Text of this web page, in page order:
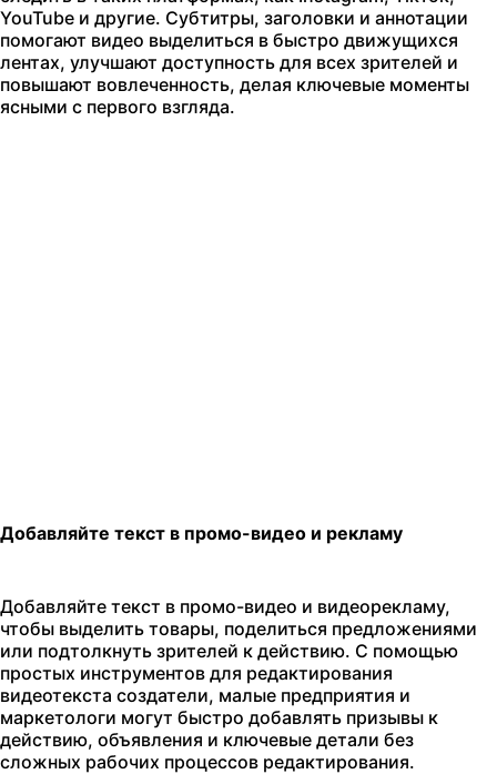
YouTube и другие. Субтитры, заголовки и аннотации
помогают видео выделиться в быстро движущихся
лентах, улучшают доступность для всех зрителей и
повышают вовлеченность, делая ключевые моменты
ясными с первого взгляда.
Добавляйте текст в промо-видео и рекламу
Добавляйте текст в промо-видео и видеорекламу,
чтобы выделить товары, поделиться предложениями
или подтолкнуть зрителей к действию. С помощью
простых инструментов для редактирования
видеотекста создатели, малые предприятия и
маркетологи могут быстро добавлять призывы к
действию, объявления и ключевые детали без
сложных рабочих процессов редактирования.